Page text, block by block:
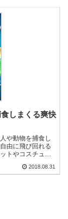
しまくる爽快
や動物を捕食し
由に飛び回れる
トやコスチュー
2018.08.31